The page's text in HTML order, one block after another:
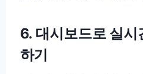
6. 대시보드로 실시
하기